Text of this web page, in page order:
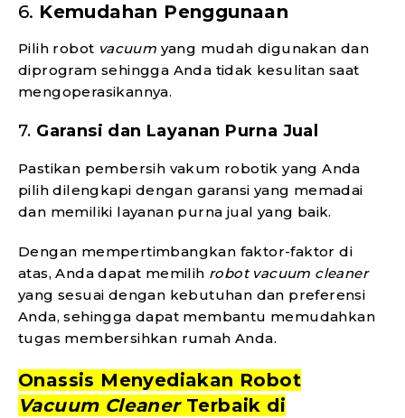
6. Kemudahan Penggunaan
Pilih robot vacuum yang mudah digunakan dan
diprogram sehingga Anda tidak kesulitan saat
mengoperasikannya.
7. Garansi dan Layanan Purna Jual
Pastikan pembersih vakum robotik yang Anda
pilih dilengkapi dengan garansi yang memadai
dan memiliki layanan purna jual yang baik.
Dengan mempertimbangkan faktor-faktor di
atas, Anda dapat memilih robot vacuum cleaner
yang sesuai dengan kebutuhan dan preferensi
Anda, sehingga dapat membantu memudahkan
tugas membersihkan rumah Anda.
Onassis Menyediakan Robot
Vacuum CleanerTerbaik di